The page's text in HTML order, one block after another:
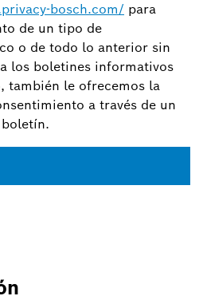
bosch.com/ para
de un tipo de
o de todo lo anterior sin
los boletines informativos
también le ofrecemos la
a través de un